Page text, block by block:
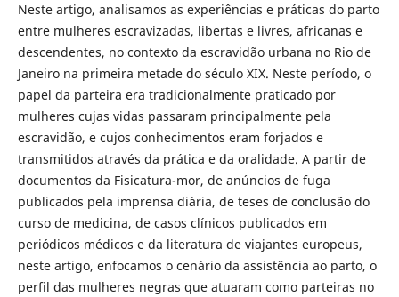
Neste artigo, analisamos as experiências e práticas do parto
entre mulheres escravizadas, libertas e livres, africanas e
descendentes, no contexto da escravidão urbana no Rio de
Janeiro na primeira metade do século XIX. Neste período, o
papel da parteira era tradicionalmente praticado por
mulheres cujas vidas passaram principalmente pela
escravidão, e cujos conhecimentos eram forjados e
transmitidos através da prática e da oralidade. A partir de
documentos da Fisicatura-mor, de anúncios de fuga
publicados pela imprensa diária, de teses de conclusão do
curso de medicina, de casos clínicos publicados em
periódicos médicos e da literatura de viajantes europeus,
neste artigo, enfocamos o cenário da assistência ao parto, o
perfil das mulheres negras que atuaram como parteiras no